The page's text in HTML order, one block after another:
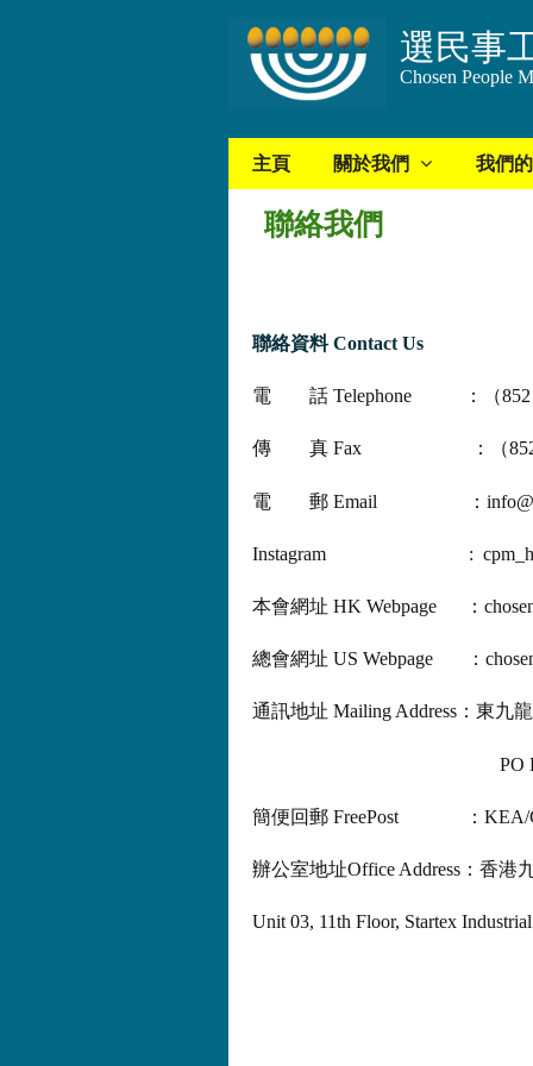
選民事
Chosen People
主頁 關於我們 我們
聯絡我們
聯絡資料Contact Us
電 話 Telephone ：（852）
傳 真 Fax ：（852）
電 郵 Email ：
Instagram :
本會網址 HK Webpage ：
總會網址 US Webpage ：
通訊地址 Mailing Address：東九
PO Box 68560,
簡便回郵 FreePost ：KEA/
辦公室地址Office Address：香港
Unit 03, 11th Floor, Startex